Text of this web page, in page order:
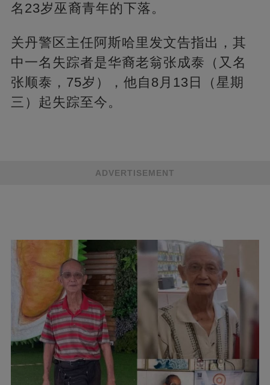
名23岁巫裔青年的下落。
关丹警区主任阿斯哈里发文告指出，其
中一名失踪者是华裔老翁张成泰（又名
张顺泰，75岁），他自8月13日（星期
三）起失踪至今。
ADVERTISEMENT